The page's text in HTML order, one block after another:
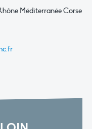
Méditerranée Corse